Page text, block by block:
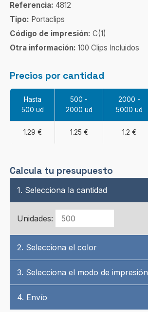
Referencia: 4812
Tipo: Portaclips
Código de impresión: C(1)
Otra información: 100 Clips Incluidos
Precios por cantidad
Hasta
500 ud
500 -
2000 ud
2000 -
5000 ud
1.29 € 1.25 € 1.2 €
Calcula tu presupuesto
1. Selecciona la cantidad
Unidades:
2. Selecciona el color
3. Selecciona el modo de impresión
4. Envío